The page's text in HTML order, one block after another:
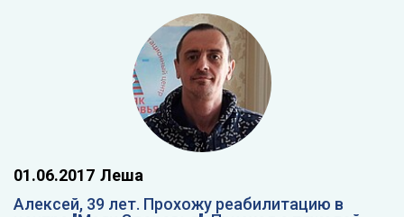
01.06.2017 Леша
Алексей, 39 лет. Прохожу реабилитацию в